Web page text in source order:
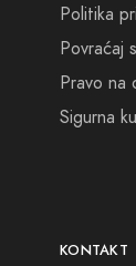
Politika
Povraćaj
Pravo na
Sigurna
KONTAKT